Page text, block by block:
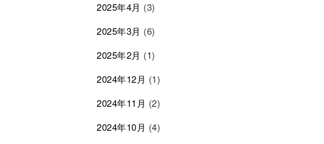
2025年4月 (3)
2025年3月 (6)
2025年2月 (1)
2024年12月 (1)
2024年11月 (2)
2024年10月 (4)